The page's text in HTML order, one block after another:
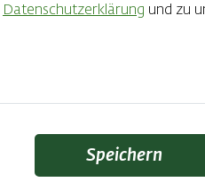
Datenschutzerklärung und zu
Speichern